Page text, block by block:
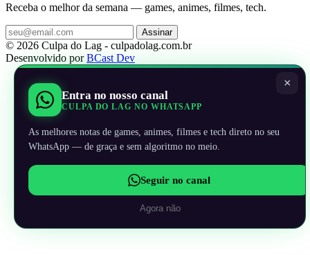
Receba o melhor da semana — games, animes, filmes, tech.
Assinar
© 2026 Culpa do Lag - culpadolag.com.br
Desenvolvido porBCast Dev
×
Entra no nosso canal
CULPA DO LAG NO WHATSAPP
As melhores notas de games, animes, filmes e tech direto no seu
WhatsApp — de graça e sem algoritmo no meio.
Seguir no canal
Agora não